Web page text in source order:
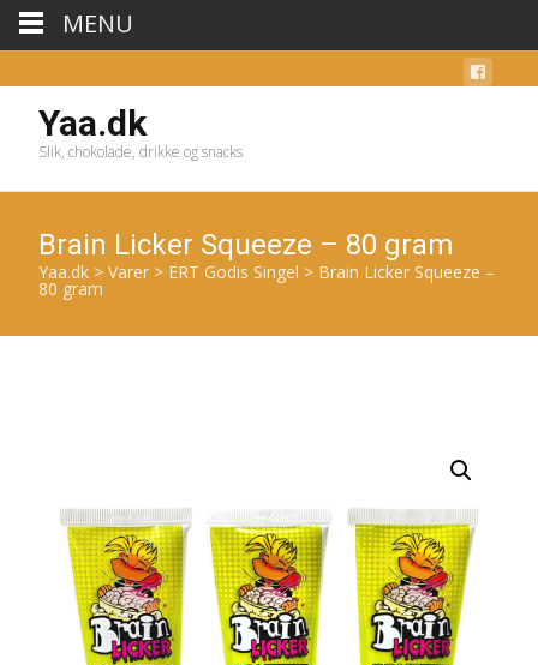
Yaa.dk
Slik, chokolade, drikke og snacks
Brain Licker Squeeze – 80 gram
Yaa.dk > Varer > ERT Godis Singel > Brain Licker Squeeze –
80 gram
MENU